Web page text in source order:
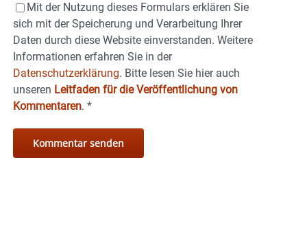
Mit der Nutzung dieses Formulars erklären Sie
sich mit der Speicherung und Verarbeitung Ihrer
Daten durch diese Website einverstanden. Weitere
Informationen erfahren Sie in der
Datenschutzerklärung. Bitte lesen Sie hier auch
unseren Leitfaden für die Veröffentlichung von
Kommentaren. *